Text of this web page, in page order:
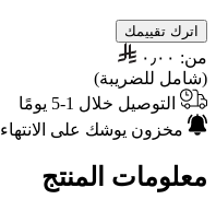
اترك تقييمك
من: ٠٫٠٠
(شامل للضريبة)
التوصيل خلال 1-5 يومًا
مخزون يوشك على الانتهاء
معلومات المنتج